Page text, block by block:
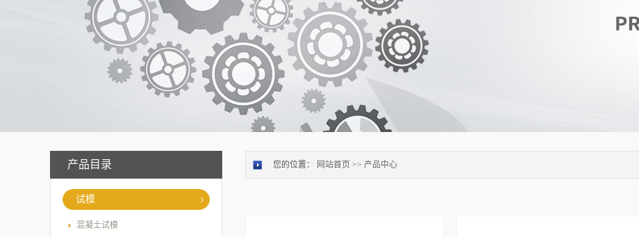
产品目录
试模
混凝土试模
您的位置： 网站首页 >> 产品中心